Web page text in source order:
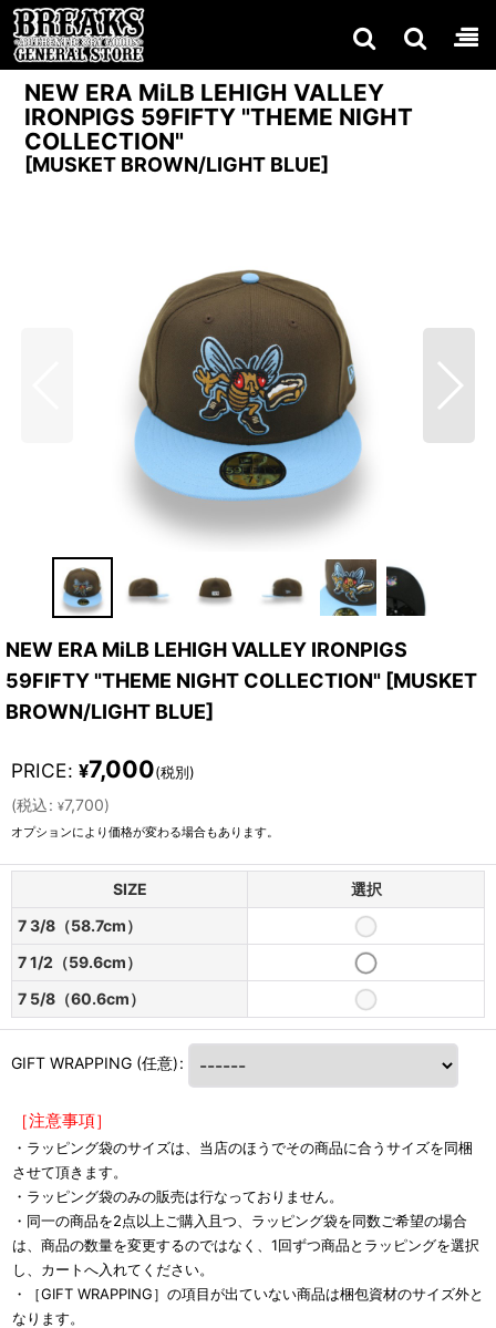
NEW ERA MiLB LEHIGH VALLEY
IRONPIGS 59FIFTY "THEME NIGHT
COLLECTION"
[MUSKET BROWN/LIGHT BLUE]
NEW ERA MiLB LEHIGH VALLEY IRONPIGS
59FIFTY "THEME NIGHT COLLECTION" [MUSKET
BROWN/LIGHT BLUE]
PRICE: ¥7,000(税別)
(税込: ¥7,700)
オプションにより価格が変わる場合もあります。
SIZE
選択
7 3/8（58.7cm）
7 1/2（59.6cm）
7 5/8（60.6cm）
GIFT WRAPPING (任意):
［注意事項］
・ラッピング袋のサイズは、当店のほうでその商品に合うサイズを同梱
させて頂きます。
・ラッピング袋のみの販売は行なっておりません。
・同一の商品を2点以上ご購入且つ、ラッピング袋を同数ご希望の場合
は、商品の数量を変更するのではなく、1回ずつ商品とラッピングを選択
し、カートへ入れてください。
・［GIFT WRAPPING］の項目が出ていない商品は梱包資材のサイズ外と
なります。